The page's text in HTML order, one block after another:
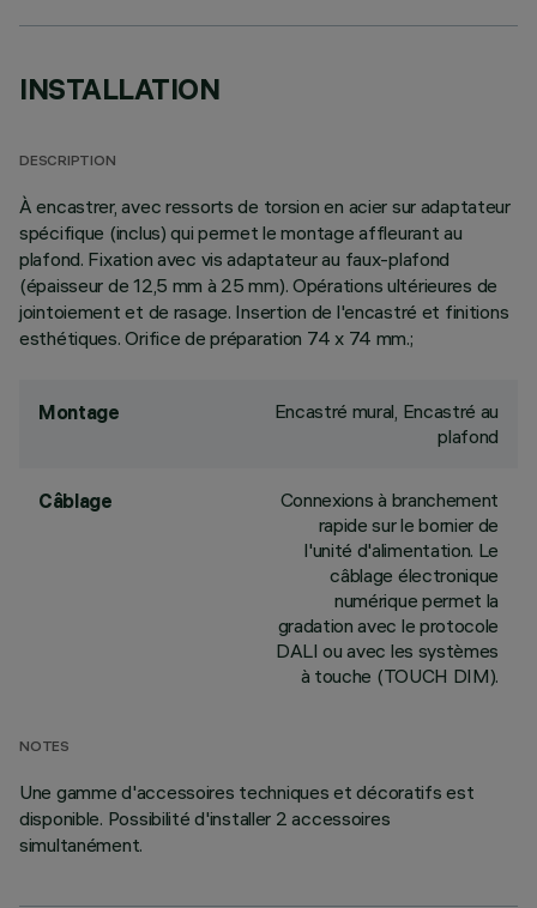
INSTALLATION
DESCRIPTION
À encastrer, avec ressorts de torsion en acier sur adaptateur
spécifique (inclus) qui permet le montage affleurant au
plafond. Fixation avec vis adaptateur au faux-plafond
(épaisseur de 12,5 mm à 25 mm). Opérations ultérieures de
jointoiement et de rasage. Insertion de l'encastré et finitions
esthétiques. Orifice de préparation 74 x 74 mm.;
Montage
Encastré mural, Encastré au
plafond
Câblage
Connexions à branchement
rapide sur le bornier de
l'unité d'alimentation. Le
câblage électronique
numérique permet la
gradation avec le protocole
DALI ou avec les systèmes
à touche (TOUCH DIM).
NOTES
Une gamme d'accessoires techniques et décoratifs est
disponible. Possibilité d'installer 2 accessoires
simultanément.